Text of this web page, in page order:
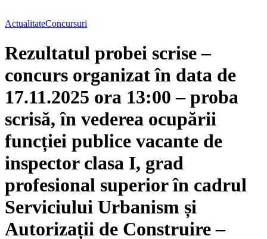
ActualitateConcursuri
Rezultatul probei scrise –
concurs organizat în data de
17.11.2025 ora 13:00 – proba
scrisă, în vederea ocupării
funcției publice vacante de
inspector clasa I, grad
profesional superior în cadrul
Serviciului Urbanism și
Autorizații de Construire –